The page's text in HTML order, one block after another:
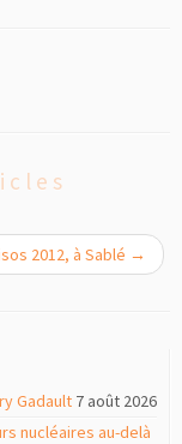
2012, à Sablé →
Gadault 7 août 2026
nucléaires au-delà